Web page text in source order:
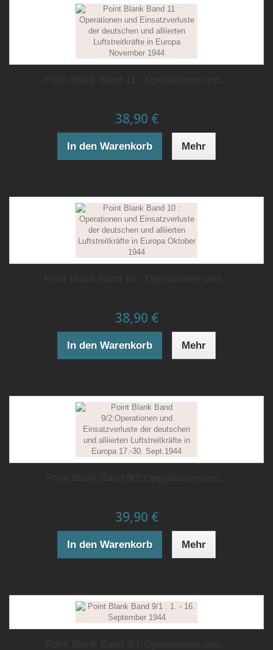
38,90 €
In den Warenkorb Mehr
38,90 €
In den Warenkorb Mehr
39,90 €
In den Warenkorb Mehr